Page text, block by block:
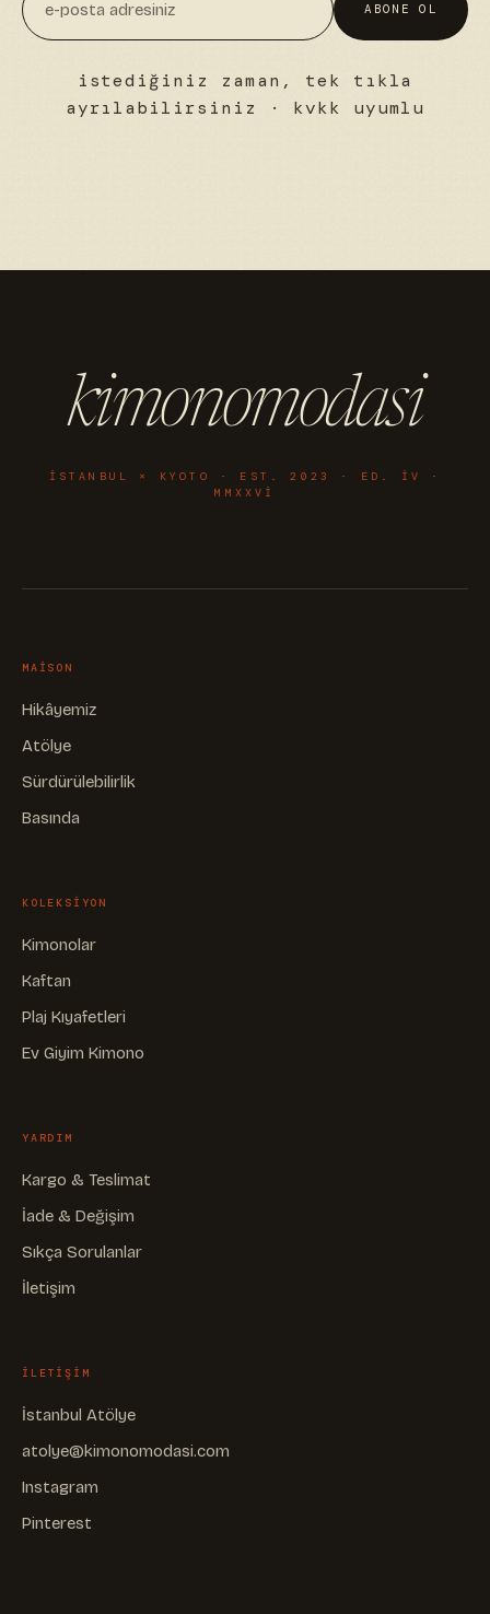
ABONE OL
istediğiniz zaman, tek tıkla
ayrılabilirsiniz · kvkk uyumlu
kimonomodasi
ISTANBUL × KYOTO · EST. 2023 · ED. IV ·
MMXXVI
MAISON
Hikâyemiz
Atölye
Sürdürülebilirlik
Basında
KOLEKSIYON
Kimonolar
Kaftan
Plaj Kıyafetleri
Ev Giyim Kimono
YARDIM
Kargo & Teslimat
İade & Değişim
Sıkça Sorulanlar
İletişim
ILETIŞIM
İstanbul Atölye
atolye@kimonomodasi.com
Instagram
Pinterest